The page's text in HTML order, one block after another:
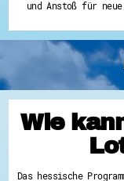
und Anstoß für
Wie
Das hessische